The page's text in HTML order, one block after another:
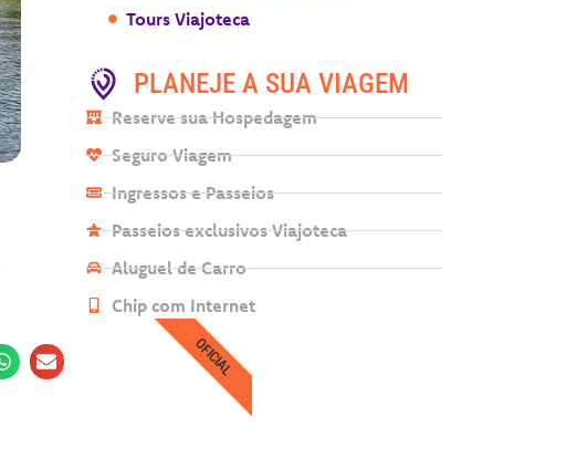
Tours Viajoteca
PLANEJE A SUA VIAGEM
Reserve sua Hospedagem
Seguro Viagem
Ingressos e Passeios
Passeios exclusivos Viajoteca
Aluguel de Carro
Chip com Internet
OFICIAL